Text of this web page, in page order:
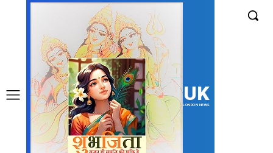
UK
LONDON NEWS